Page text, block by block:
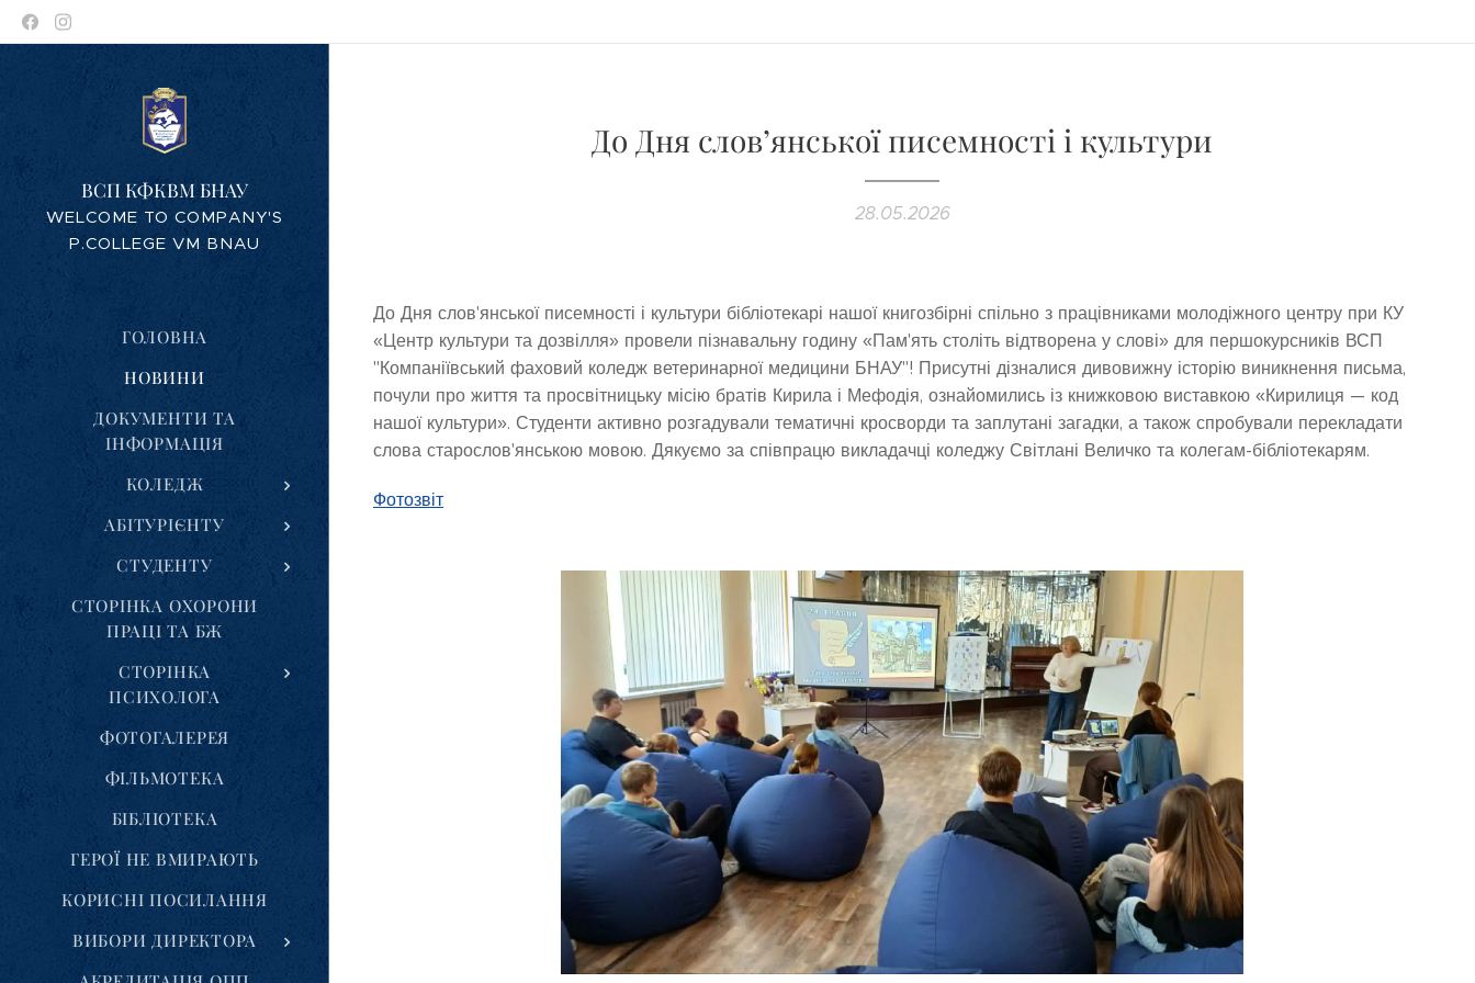
ВСП КФКВМ БНАУ
WELCOME TO COMPANY'S
P.COLLEGE VM BNAU
ГОЛОВНА
НОВИНИ
ДОКУМЕНТИ ТА
ІНФОРМАЦІЯ
КОЛЕДЖ
АБІТУРІЄНТУ
СТУДЕНТУ
СТОРІНКА ОХОРОНИ
ПРАЦІ ТА БЖ
СТОРІНКА
ПСИХОЛОГА
ФОТОГАЛЕРЕЯ
ФІЛЬМОТЕКА
БІБЛІОТЕКА
ГЕРОЇ НЕ ВМИРАЮТЬ
КОРИСНІ ПОСИЛАННЯ
ВИБОРИ ДИРЕКТОРА
До Дня слов’янської писемності і культури
28.05.2026
До Дня слов'янської писемності і культури бібліотекарі нашої книгозбірні спільно з працівниками молодіжного центру при КУ
«Центр культури та дозвілля» провели пізнавальну годину «Пам'ять століть відтворена у слові» для першокурсників ВСП
"Компаніївський фаховий коледж ветеринарної медицини БНАУ"! Присутні дізналися дивовижну історію виникнення письма,
почули про життя та просвітницьку місію братів Кирила і Мефодія, ознайомились із книжковою виставкою «Кирилиця — код
нашої культури». Студенти активно розгадували тематичні кросворди та заплутані загадки, а також спробували перекладати
слова старослов'янською мовою. Дякуємо за співпрацю викладачці коледжу Світлані Величко та колегам-бібліотекарям.
Фотозвіт